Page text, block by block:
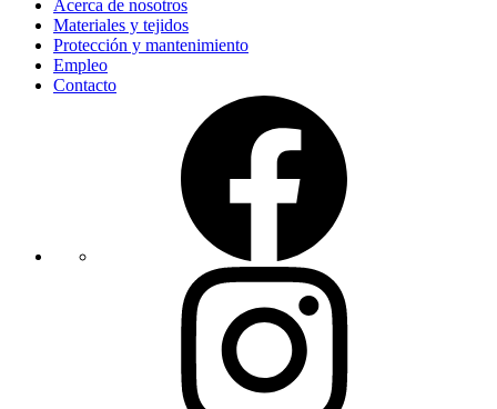
Acerca de nosotros
Materiales y tejidos
Protección y mantenimiento
Empleo
Contacto